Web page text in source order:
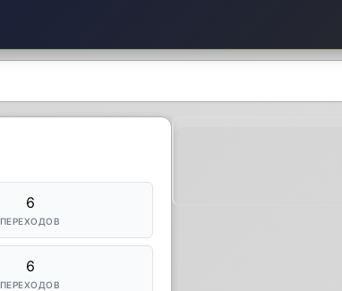
6
ПЕРЕХОДОВ
6
ПЕРЕХОДОВ